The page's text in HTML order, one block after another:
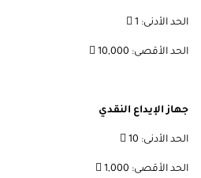
الحد الأدنى: 1 
الحد الأقصى: 10,000 
جهاز الإيداع النقدي
الحد الأدنى: 10 
الحد الأقصى: 1,000 